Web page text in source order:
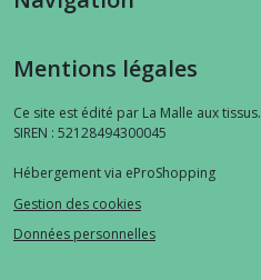
Mentions légales
Ce site est édité par La Malle aux tissus.
SIREN : 52128494300045
Hébergement via eProShopping
Gestion des cookies
Données personnelles